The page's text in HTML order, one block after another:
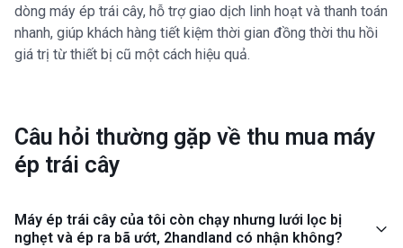
dòng máy ép trái cây, hỗ trợ giao dịch linh hoạt và thanh toán
nhanh, giúp khách hàng tiết kiệm thời gian đồng thời thu hồi
giá trị từ thiết bị cũ một cách hiệu quả.
Câu hỏi thường gặp về thu mua máy
ép trái cây
Máy ép trái cây của tôi còn chạy nhưng lưới lọc bị
nghẹt và ép ra bã ướt, 2handland có nhận không?